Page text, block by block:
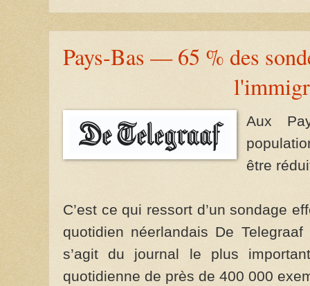
Pays-Bas — 65 % des
Aux
être
C’est ce qui ressort d’un sondage
quotidien néerlandais De
s’agit du journal le plus
quotidienne de près de 400 000